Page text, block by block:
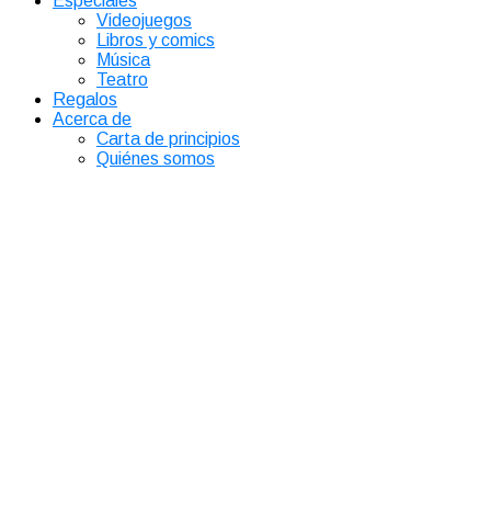
Videojuegos
Libros y comics
Música
Teatro
Regalos
Acerca de
Carta de principios
Quiénes somos